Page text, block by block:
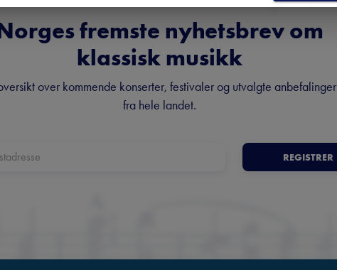
fremste nyhetsbrev om
klassisk musikk
over kommende konserter, festivaler og utvalgte anbefalinger
fra hele landet.
REGISTRER